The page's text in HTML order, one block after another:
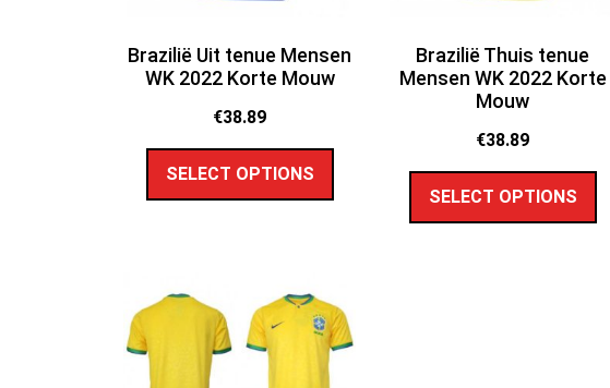
Brazilië Uit tenue Mensen
WK 2022 Korte Mouw
€38.89
SELECT OPTIONS
Brazilië Thuis tenue
Mensen WK 2022 Korte
Mouw
€38.89
SELECT OPTIONS